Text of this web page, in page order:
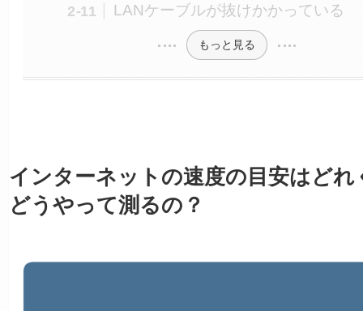
LANケーブルが抜けかかっている
もっと見る
インターネットの速度の目安はどれ
どうやって測るの？